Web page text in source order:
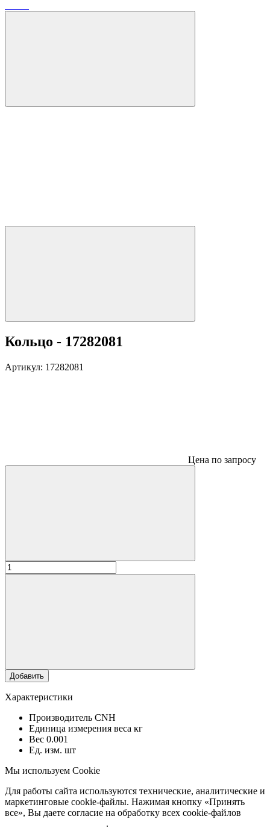
Кольцо - 17282081
Артикул: 17282081
Цена по запросу
Добавить
Характеристики
Производитель CNH
Единица измерения веса кг
Вес 0.001
Ед. изм. шт
Мы используем Cookie
Для работы сайта используются технические, аналитические и
маркетинговые cookie-файлы. Нажимая кнопку «Принять
все», Вы даете согласие на обработку всех cookie-файлов
.